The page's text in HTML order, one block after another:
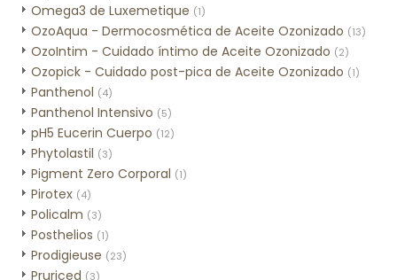
Omega3 de Luxemetique (1)
OzoAqua - Dermocosmética de Aceite Ozonizado (13)
OzoIntim - Cuidado íntimo de Aceite Ozonizado (2)
Ozopick - Cuidado post-pica de Aceite Ozonizado (1)
Panthenol (4)
Panthenol Intensivo (5)
pH5 Eucerin Cuerpo (12)
Phytolastil (3)
Pigment Zero Corporal (1)
Pirotex (4)
Policalm (3)
Posthelios (1)
Prodigieuse (23)
Pruriced (3)